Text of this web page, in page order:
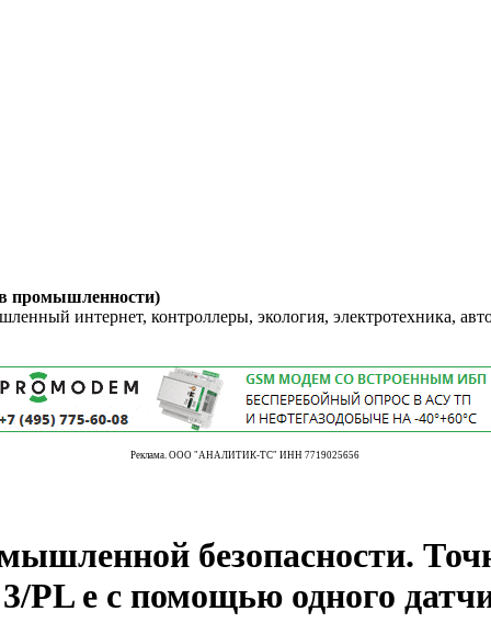
промышленности)
интернет, контроллеры, экология, электротехника,
Реклама. ООО "АНАЛИТИК-ТС" ИНН 7719025656
безопасности.
PL e с помощью одного